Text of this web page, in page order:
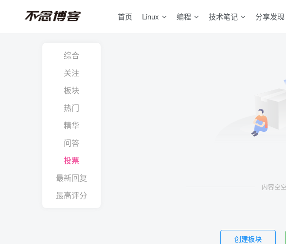
首页 Linux 编程 技术笔记 分享发现
综合
关注
板块
热门
精华
问答
投票
最新回复
最高评分
内容空
创建板块